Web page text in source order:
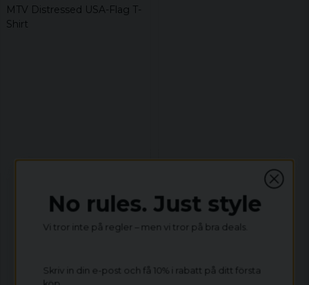
MTV Distressed USA-Flag T-
Shirt
No rules. Just style
Vi tror inte på regler – men vi tror på bra deals.
Skriv in din e-post och få 10% i rabatt på ditt första